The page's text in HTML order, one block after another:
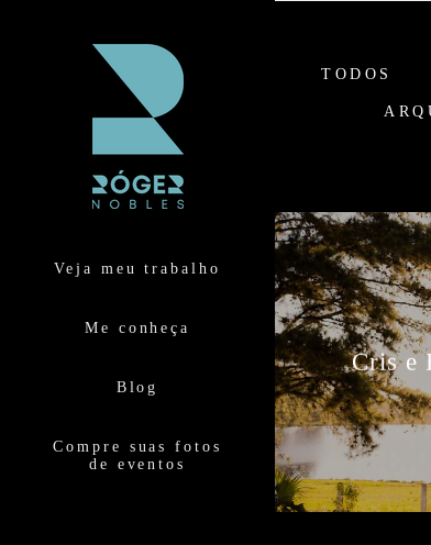
Veja meu trabalho
Me conheça
Blog
Compre suas fotos
de eventos
TODOS
Cris e